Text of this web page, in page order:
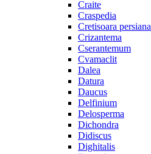
Craite
Craspedia
Cretisoara persiana
Crizantema
Cserantemum
Cvamaclit
Dalea
Datura
Daucus
Delfinium
Delosperma
Dichondra
Didiscus
Dighitalis